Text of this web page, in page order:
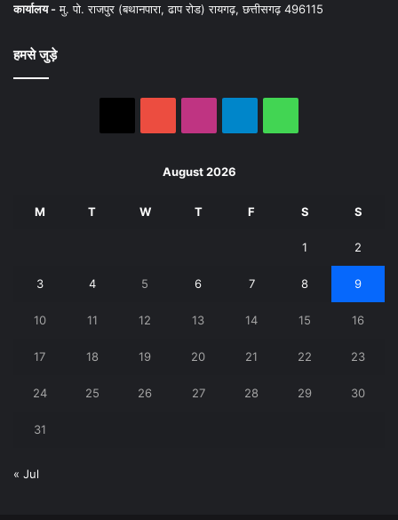
कार्यालय -मु. पो. राजपुर (बथानपारा, ढाप रोड) रायगढ़, छत्तीसगढ़ 496115
हमसे जुड़े
August 2026
M T W T F S S
1 2
3 4 5 6 7 8 9
10 11 12 13 14 15 16
17 18 19 20 21 22 23
24 25 26 27 28 29 30
31
« Jul